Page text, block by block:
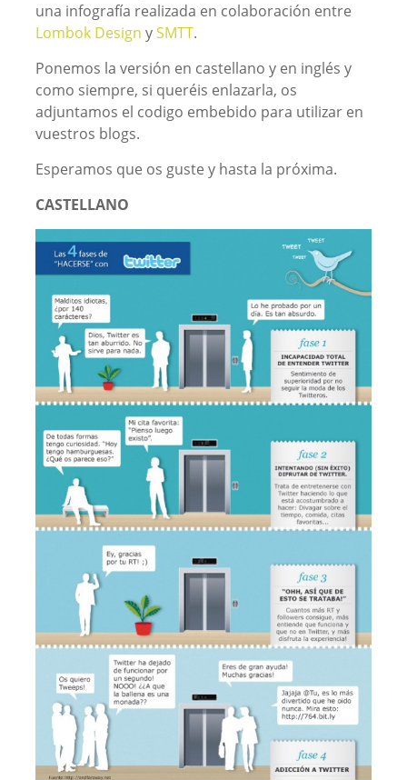
una infografía realizada en colaboración entre
Lombok Design ySMTT.
Ponemos la versión en castellano y en inglés y
como siempre, si queréis enlazarla, os
adjuntamos el codigo embebido para utilizar en
vuestros blogs.
Esperamos que os guste y hasta la próxima.
CASTELLANO